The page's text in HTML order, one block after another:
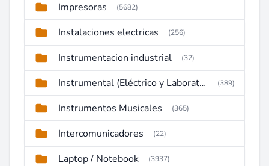
Impresoras (5682)
Instalaciones electricas (256)
Instrumentacion industrial (32)
Instrumental (Eléctrico y Laboratorio) (389)
Instrumentos Musicales (365)
Intercomunicadores (22)
Laptop / Notebook (3937)